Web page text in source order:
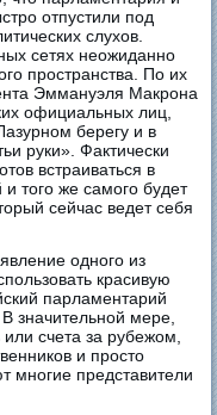
отпустили под
слухов.
сетях неожиданно
пространства. По их
Эммануэля Макрона
официальных лиц,
берегу и в
руки». Фактически
встраиваться в
того же самого будет
сейчас ведет себя
одного из
красивую
парламентарий
значительной мере,
счета за рубежом,
и просто
многие представители